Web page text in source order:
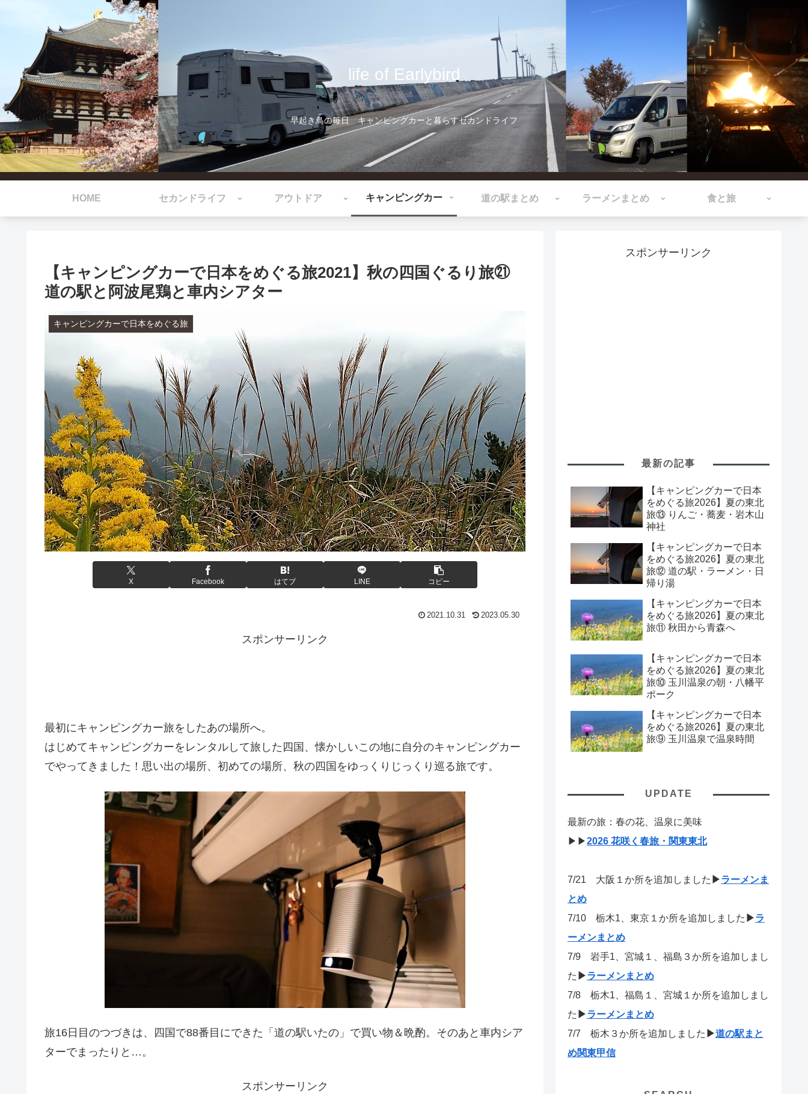
life of Earlybird
早起き鳥の毎日 キャンピングカーと暮らすセカンドライフ
HOME セカンドライフ アウトドア キャンピングカー 道の駅まとめ ラーメンまとめ 食と旅
【キャンピングカーで日本をめぐる旅2021】秋の四国ぐるり旅㉑
道の駅と阿波尾鶏と車内シアター
キャンピングカーで日本をめぐる旅
X Facebook はてブ LINE コピー
2021.10.31 2023.05.30
スポンサーリンク
最初にキャンピングカー旅をしたあの場所へ。
はじめてキャンピングカーをレンタルして旅した四国、懐かしいこの地に自分のキャンピングカー
でやってきました！思い出の場所、初めての場所、秋の四国をゆっくりじっくり巡る旅です。
旅16日目のつづきは、四国で88番目にできた「道の駅いたの」で買い物＆晩酌。そのあと車内シア
ターでまったりと…。
スポンサーリンク
スポンサーリンク
最新の記事
【キャンピングカーで日本
をめぐる旅2026】夏の東北
旅⑬ りんご・蕎麦・岩木山
神社
【キャンピングカーで日本
をめぐる旅2026】夏の東北
旅⑫ 道の駅・ラーメン・日
帰り湯
【キャンピングカーで日本
をめぐる旅2026】夏の東北
旅⑪ 秋田から青森へ
【キャンピングカーで日本
をめぐる旅2026】夏の東北
旅⑩ 玉川温泉の朝・八幡平
ポーク
【キャンピングカーで日本
をめぐる旅2026】夏の東北
旅⑨ 玉川温泉で温泉時間
UPDATE
最新の旅：春の花、温泉に美味
▶▶2026 花咲く春旅・関東東北
7/21 大阪１か所を追加しました ▶ラーメンま
とめ
7/10 栃木1、東京１か所を追加しました ▶ラ
ーメンまとめ
7/9 岩手1、宮城１、福島３か所を追加しまし
た ▶ラーメンまとめ
7/8 栃木1、福島１、宮城１か所を追加しまし
た ▶ラーメンまとめ
7/7 栃木３か所を追加しました ▶道の駅まと
め関東甲信